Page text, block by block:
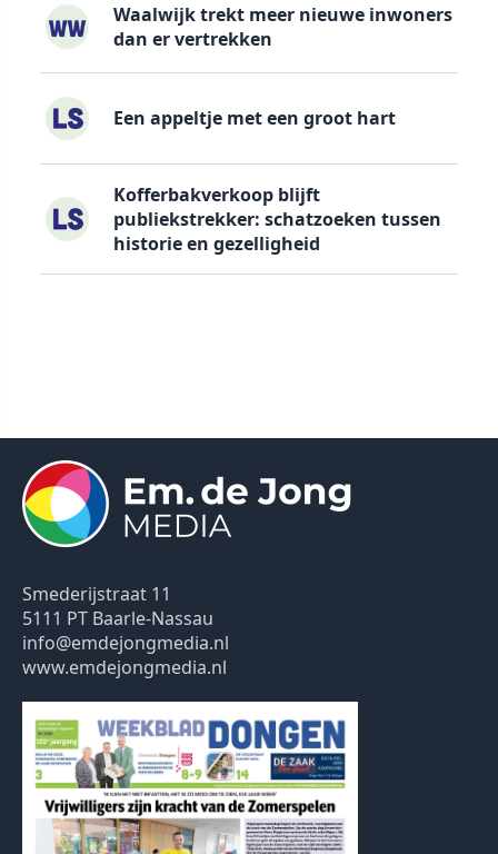
Waalwijk trekt meer nieuwe inwoners
dan er vertrekken
Een appeltje met een groot hart
Kofferbakverkoop blijft
publiekstrekker: schatzoeken tussen
historie en gezelligheid
Smederijstraat 11
5111 PT Baarle-Nassau
info@emdejongmedia.nl
www.emdejongmedia.nl